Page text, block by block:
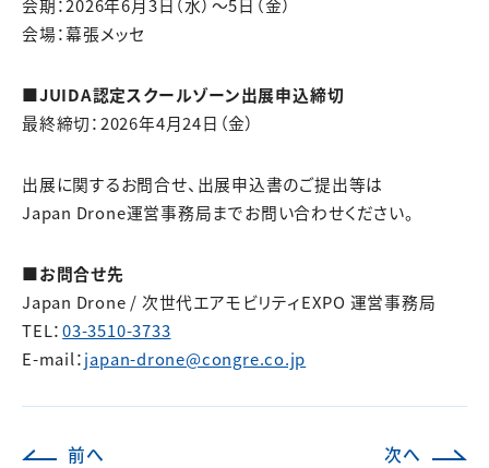
会期：2026年6月3日（水）～5日（金）
会場：幕張メッセ
■JUIDA認定スクールゾーン出展申込締切
最終締切：2026年4月24日（金）
出展に関するお問合せ、出展申込書のご提出等は
Japan Drone運営事務局までお問い合わせください。
■お問合せ先
Japan Drone / 次世代エアモビリティEXPO 運営事務局
TEL：03-3510-3733
E-mail：japan-drone@congre.co.jp
前へ 次へ